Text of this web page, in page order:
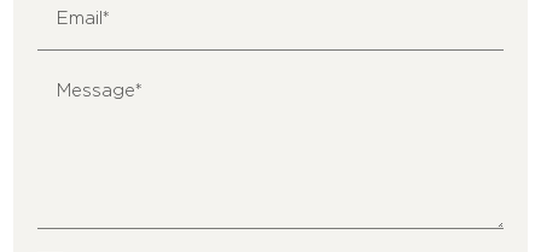
Email*
Message*